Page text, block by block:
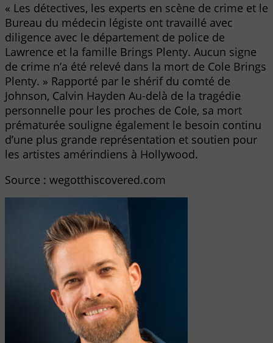
« Les détectives, les experts en scène de crime et le
Bureau du médecin légiste ont travaillé avec
diligence avec le département de police de
Lawrence et la famille Brings Plenty. Aucun signe
de crime n’a été relevé dans la mort de Cole Brings
Plenty. » Rapporté par le shérif du comté de
Johnson, Calvin Hayden Au-delà de la tragédie
personnelle pour les proches de Cole, sa mort
prématurée souligne également le besoin continu
d’une plus grande représentation et soutien pour
les artistes amérindiens à Hollywood.
Source : wegotthiscovered.com